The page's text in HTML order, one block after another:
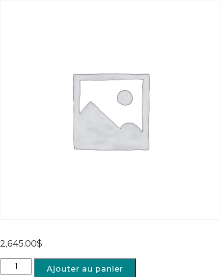
2,645.00$
Ajouter au panier